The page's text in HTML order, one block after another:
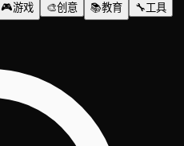
🎮游戏 🎨创意 📚教育 🔧工具